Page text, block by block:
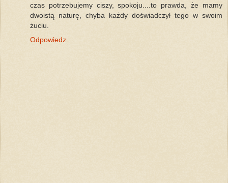
czas potrzebujemy ciszy, spokoju....to prawda, że mamy
dwoistą naturę, chyba każdy doświadczył tego w swoim
żuciu.
Odpowiedz